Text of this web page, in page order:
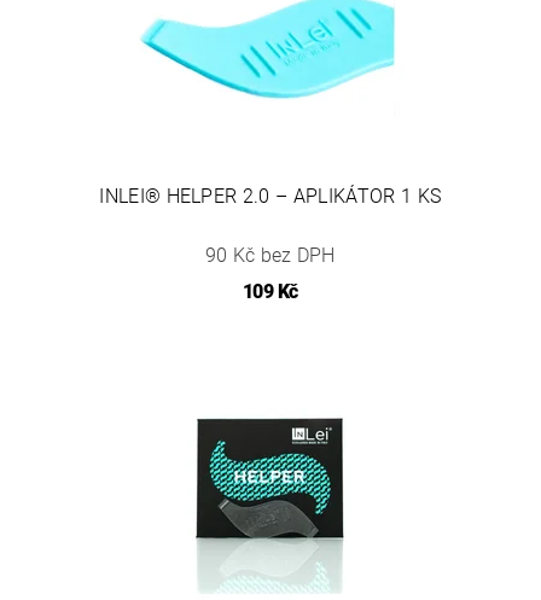
INLEI® HELPER 2.0 – APLIKÁTOR 1 KS
90 Kč bez DPH
109 Kč